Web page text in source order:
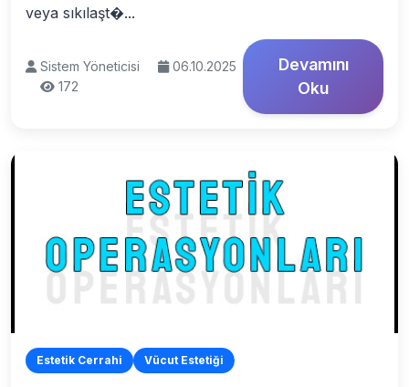
veya sıkılaşt�...
Sistem Yöneticisi
06.10.2025
172
Devamını
Oku
Estetik Cerrahi Vücut Estetiği